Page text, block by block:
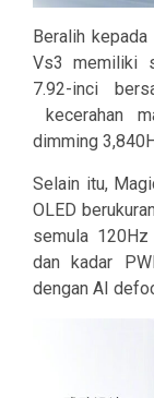
Beralih
Vs3 memiliki
7.92-inci
kecerahan
dimming
Selain itu,
OLED
semula
dan kadar
dengan AI